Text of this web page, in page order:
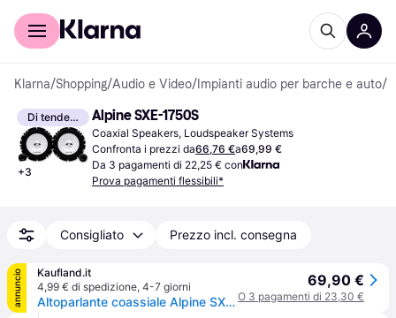
Per il tuo shopping
Klarna/Shopping/Audio e Video/ Impianti audio per barche e auto/
Di tendenza
+3
Alpine SXE-1750S
Coaxial Speakers, Loudspeaker Systems
Confronta i prezzi da66,76 €a69,99 €
Da 3 pagamenti di 22,25 € con
Prova pagamenti flessibili*
Consigliato Prezzo incl. consegna
annuncio
Kaufland.it
4,99 € di spedizione, 4-7 giorni
Altoparlante coassiale Alpine SXE-1750S a 2 vie, da 16,5 cm (6,5")
69,90 €
O 3 pagamenti di 23,30 €